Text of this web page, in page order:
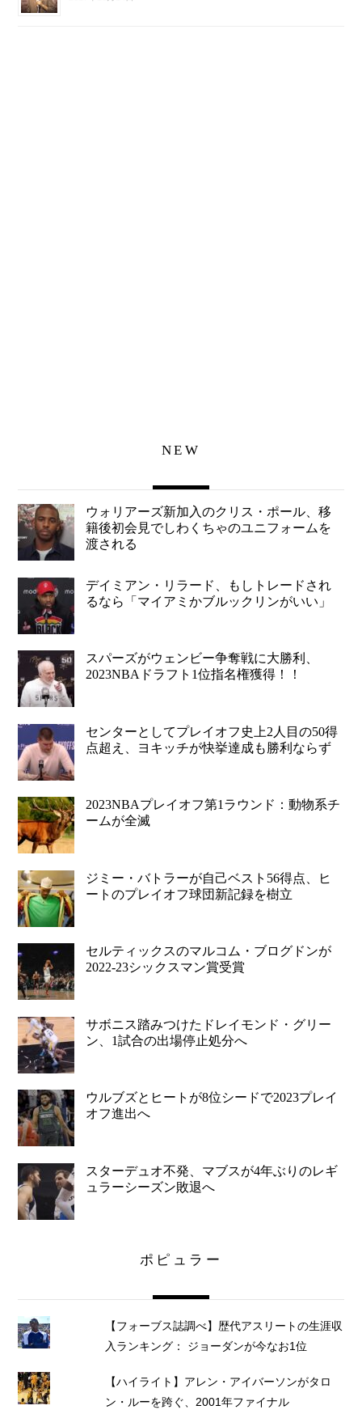
NEW
ウォリアーズ新加入のクリス・ポール、移
籍後初会見でしわくちゃのユニフォームを
渡される
デイミアン・リラード、もしトレードされ
るなら「マイアミかブルックリンがいい」
スパーズがウェンビー争奪戦に大勝利、
2023NBAドラフト1位指名権獲得！！
センターとしてプレイオフ史上2人目の50得
点超え、ヨキッチが快挙達成も勝利ならず
2023NBAプレイオフ第1ラウンド：動物系チ
ームが全滅
ジミー・バトラーが自己ベスト56得点、ヒ
ートのプレイオフ球団新記録を樹立
セルティックスのマルコム・ブログドンが
2022-23シックスマン賞受賞
サボニス踏みつけたドレイモンド・グリー
ン、1試合の出場停止処分へ
ウルブズとヒートが8位シードで2023プレイ
オフ進出へ
スターデュオ不発、マブスが4年ぶりのレギ
ュラーシーズン敗退へ
ポピュラー
【フォーブス誌調べ】歴代アスリートの生涯収
入ランキング： ジョーダンが今なお1位
【ハイライト】アレン・アイバーソンがタロ
ン・ルーを跨ぐ、2001年ファイナル